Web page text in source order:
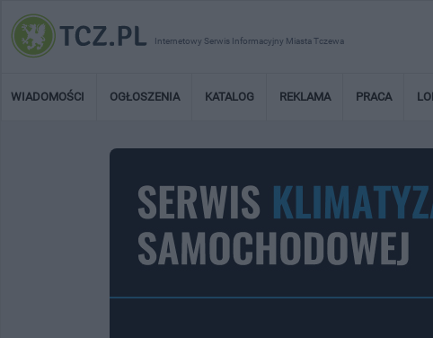
Internetowy Serwis Informacyjny Miasta Tczewa
WIADOMOŚCI OGŁOSZENIA KATALOG REKLAMA PRACA